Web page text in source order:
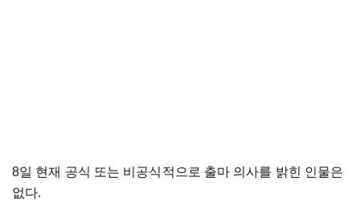
8일 현재 공식 또는 비공식적으로 출마 의사를 밝힌 인물은
없다.